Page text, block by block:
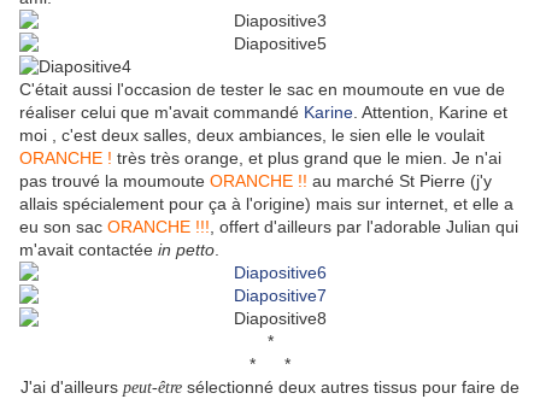
C'était aussi l'occasion de tester le sac en moumoute en vue de
réaliser celui que m'avait commandé Karine . Attention, Karine et
moi , c'est deux salles, deux ambiances, le sien elle le voulait
ORANCHE ! très très orange, et plus grand que le mien. Je n'ai
pas trouvé la moumoute ORANCHE !! au marché St Pierre (j'y
allais spécialement pour ça à l'origine) mais sur internet, et elle a
eu son sac ORANCHE !!! , offert d'ailleurs par l'adorable Julian qui
m'avait contactée in petto
*
* *
J'ai d'ailleurs peut-être sélectionné deux autres tissus pour faire de